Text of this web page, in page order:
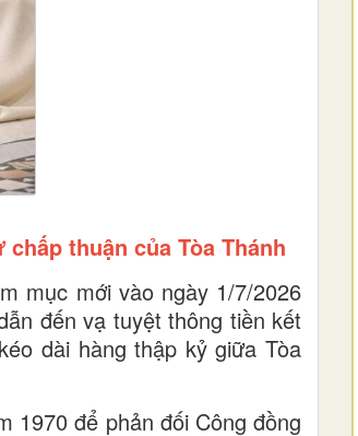
thuận của Tòa Thánh
mục mới vào ngày 1/7/2026
đến vạ tuyệt thông tiền kết
dài hàng thập kỷ giữa Tòa
1970 để phản đối Công đồng